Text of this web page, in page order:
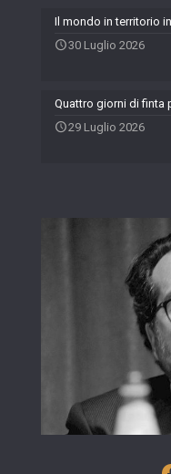
Il mondo in territorio
30 Luglio 2026
Quattro giorni di finta
29 Luglio 2026